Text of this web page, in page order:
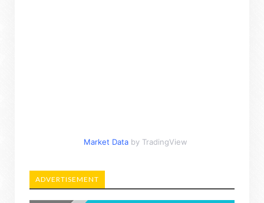
Market Data by TradingView
ADVERTISEMENT